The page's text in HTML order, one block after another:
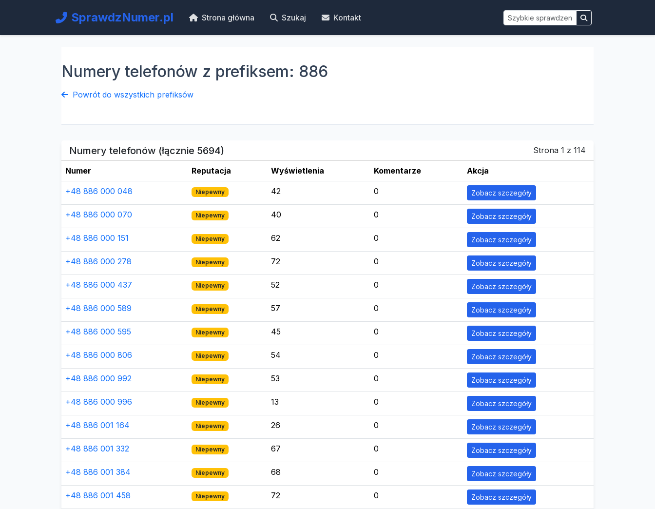
SprawdzNumer.pl Strona główna Szukaj Kontakt
Numery telefonów z prefiksem: 886
Powrót do wszystkich prefiksów
Numery telefonów (łącznie 5694) Strona 1 z 114
Numer Reputacja Wyświetlenia Komentarze Akcja
+48 886 000 048 Niepewny 42 0 Zobacz szczegóły
+48 886 000 070 Niepewny 40 0 Zobacz szczegóły
+48 886 000 151 Niepewny 62 0 Zobacz szczegóły
+48 886 000 278 Niepewny 72 0 Zobacz szczegóły
+48 886 000 437 Niepewny 52 0 Zobacz szczegóły
+48 886 000 589 Niepewny 57 0 Zobacz szczegóły
+48 886 000 595 Niepewny 45 0 Zobacz szczegóły
+48 886 000 806 Niepewny 54 0 Zobacz szczegóły
+48 886 000 992 Niepewny 53 0 Zobacz szczegóły
+48 886 000 996 Niepewny 13 0 Zobacz szczegóły
+48 886 001 164 Niepewny 26 0 Zobacz szczegóły
+48 886 001 332 Niepewny 67 0 Zobacz szczegóły
+48 886 001 384 Niepewny 68 0 Zobacz szczegóły
+48 886 001 458 Niepewny 72 0 Zobacz szczegóły